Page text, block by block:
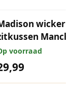
wicker
48x48 cm
voorraad